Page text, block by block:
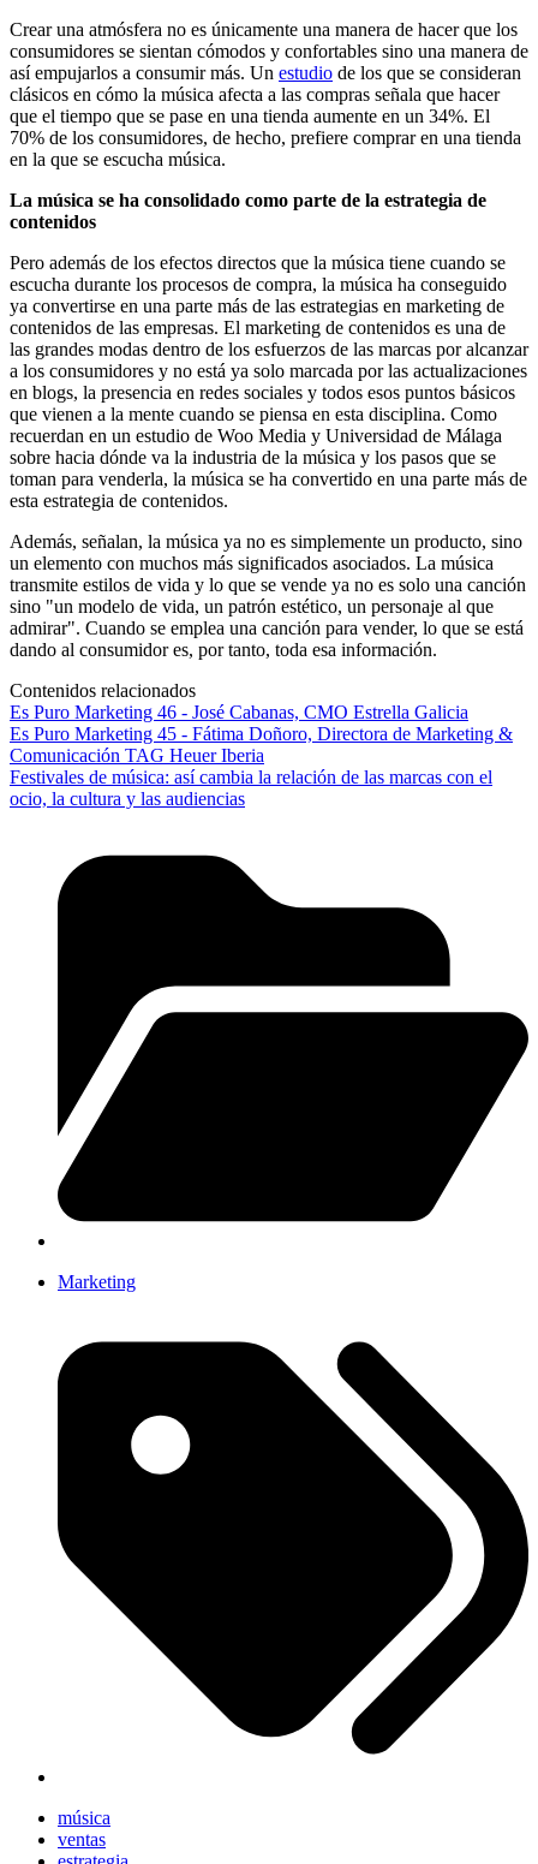
Crear una atmósfera no es únicamente una manera de hacer que los
consumidores se sientan cómodos y confortables sino una manera de
así empujarlos a consumir más. Un estudio de los que se consideran
clásicos en cómo la música afecta a las compras señala que hacer
que el tiempo que se pase en una tienda aumente en un 34%. El
70% de los consumidores, de hecho, prefiere comprar en una tienda
en la que se escucha música.
La música se ha consolidado como parte de la estrategia de
contenidos
Pero además de los efectos directos que la música tiene cuando se
escucha durante los procesos de compra, la música ha conseguido
ya convertirse en una parte más de las estrategias en marketing de
contenidos de las empresas. El marketing de contenidos es una de
las grandes modas dentro de los esfuerzos de las marcas por alcanzar
a los consumidores y no está ya solo marcada por las actualizaciones
en blogs, la presencia en redes sociales y todos esos puntos básicos
que vienen a la mente cuando se piensa en esta disciplina. Como
recuerdan en un estudio de Woo Media y Universidad de Málaga
sobre hacia dónde va la industria de la música y los pasos que se
toman para venderla, la música se ha convertido en una parte más de
esta estrategia de contenidos.
Además, señalan, la música ya no es simplemente un producto, sino
un elemento con muchos más significados asociados. La música
transmite estilos de vida y lo que se vende ya no es solo una canción
sino "un modelo de vida, un patrón estético, un personaje al que
admirar". Cuando se emplea una canción para vender, lo que se está
dando al consumidor es, por tanto, toda esa información.
Contenidos relacionados
Es Puro Marketing 46 - José Cabanas, CMO Estrella Galicia
Es Puro Marketing 45 - Fátima Doñoro, Directora de Marketing &
Comunicación TAG Heuer Iberia
Festivales de música: así cambia la relación de las marcas con el
ocio, la cultura y las audiencias
Marketing
música
ventas